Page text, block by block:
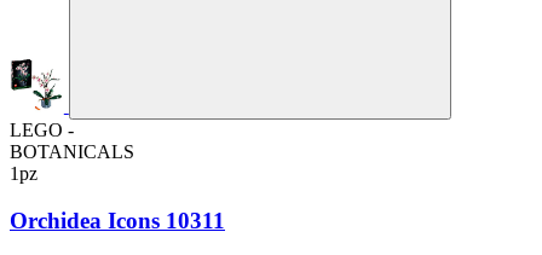
LEGO -
BOTANICALS
1pz
Orchidea Icons 10311